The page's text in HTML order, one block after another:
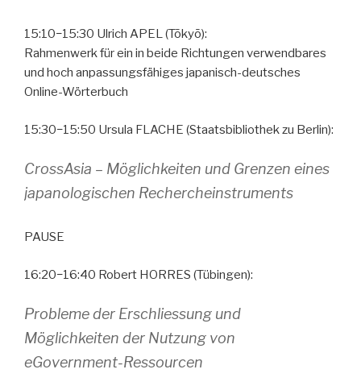
15:10−15:30 Ulrich APEL (Tōkyō):
Rahmenwerk für ein in beide Richtungen verwendbares
und hoch anpassungsfähiges japanisch-deutsches
Online-Wörterbuch
15:30−15:50 Ursula FLACHE (Staatsbibliothek zu Berlin):
CrossAsia – Möglichkeiten und Grenzen eines
japanologischen Rechercheinstruments
PAUSE
16:20−16:40 Robert HORRES (Tübingen):
Probleme der Erschliessung und
Möglichkeiten der Nutzung von
eGovernment-Ressourcen